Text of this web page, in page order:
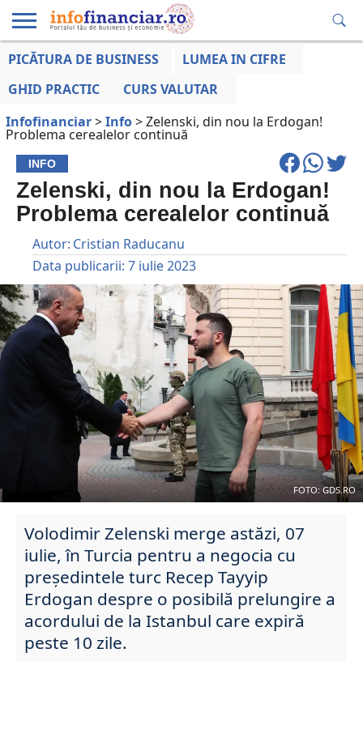
EDUCAȚIE
LA ZI
AFACERILOR
PICĂTURA DE BUSINESS
LUMEA IN CIFRE
GHID PRACTIC
CURS VALUTAR
Infofinanciar>Info>Zelenski, din nou la Erdogan!
Problema cerealelor continuă
INFO
Zelenski, din nou la Erdogan!
Problema cerealelor continuă
Autor: Cristian Raducanu
Data publicarii: 7 iulie 2023
FOTO: GDS.RO
Volodimir Zelenski merge astăzi, 07
iulie, în Turcia pentru a negocia cu
președintele turc Recep Tayyip
Erdogan despre o posibilă prelungire a
acordului de la Istanbul care expiră
peste 10 zile.